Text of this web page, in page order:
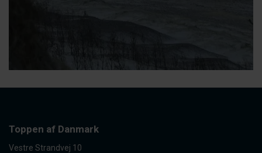
Toppen af Danmark
Vestre Strandvej 10